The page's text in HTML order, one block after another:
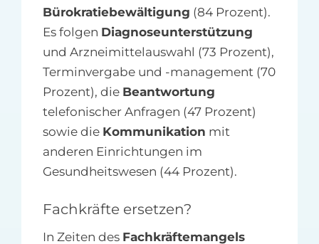
Bürokratiebewältigung (84 Prozent).
Es folgen Diagnoseunterstützung
und Arzneimittelauswahl (73 Prozent),
Terminvergabe und -management (70
Prozent), die Beantwortung
telefonischer Anfragen (47 Prozent)
sowie die Kommunikation mit
anderen Einrichtungen im
Gesundheitswesen (44 Prozent).
Fachkräfte ersetzen?
In Zeiten des Fachkräftemangels